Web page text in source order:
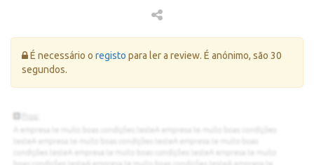
Erro:
É necessário o registo para ler a review. É anónimo, são 30
segundos.